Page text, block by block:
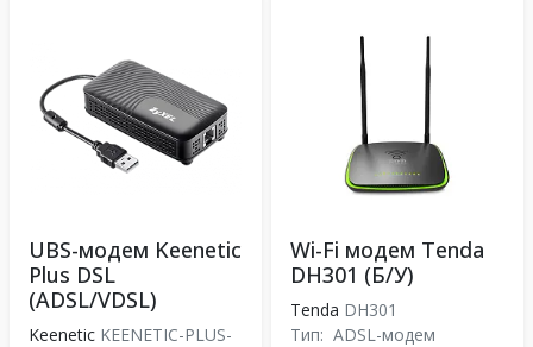
UBS-модем Keenetic
Plus DSL
(ADSL/VDSL)
Keenetic KEENETIC-PLUS-
Wi-Fi модем Tenda
DH301 (Б/У)
Tenda DH301
Тип: ADSL-модем